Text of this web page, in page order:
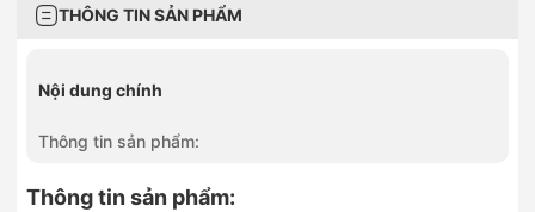
THÔNG TIN SẢN PHẨM
Nội dung chính
Thông tin sản phẩm:
Thông tin sản phẩm: